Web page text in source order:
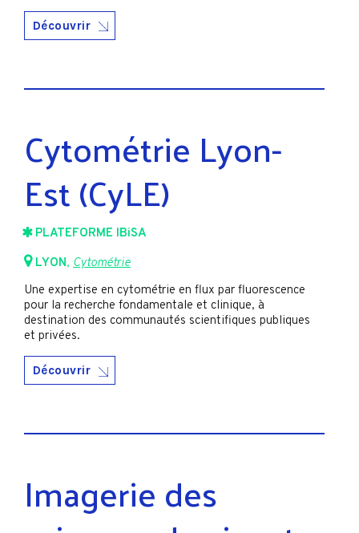
Découvrir
Cytométrie Lyon-
Est (CyLE)
PLATEFORME IBiSA
LYON, Cytométrie
Une expertise en cytométrie en flux par fluorescence
pour la recherche fondamentale et clinique, à
destination des communautés scientifiques publiques
et privées.
Découvrir
Imagerie des